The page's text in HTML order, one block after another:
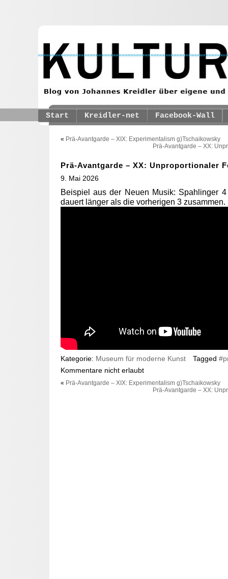
Start Kreidler-net Facebook-Wall
« Prä-Avantgarde – XIX: Experimentalism g)Tschaikowsky
Prä-Avantgarde – XX:
Prä-Avantgarde – XX: Unproportionaler
9. Mai 2026
Beispiel aus der Neuen Musik: Spahlinger
dauert länger als die vorherigen 3 zusammen.
Kategorie: Museum für moderne Kunst Tagged
Kommentare nicht erlaubt
« Prä-Avantgarde – XIX: Experimentalism g)Tschaikowsky
Prä-Avantgarde – XX: